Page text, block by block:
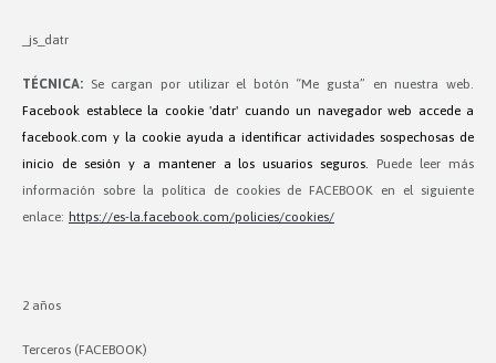
_js_datr
TÉCNICA: Se cargan por utilizar el botón “Me gusta” en nuestra web.
Facebook establece la cookie 'datr' cuando un navegador web accede a
facebook.com y la cookie ayuda a identificar actividades sospechosas de
inicio de sesión y a mantener a los usuarios seguros. Puede leer más
información sobre la política de cookies de FACEBOOK en el siguiente
enlace: https://es-la.facebook.com/policies/cookies/
2 años
Terceros (FACEBOOK)